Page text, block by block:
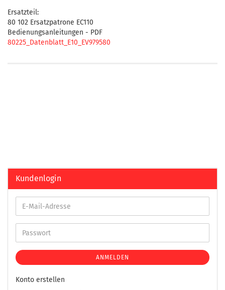
Ersatzteil:
80 102 Ersatzpatrone EC110
Bedienungsanleitungen - PDF
80225_Datenblatt_E10_EV979580
Kundenlogin
ANMELDEN
Konto erstellen